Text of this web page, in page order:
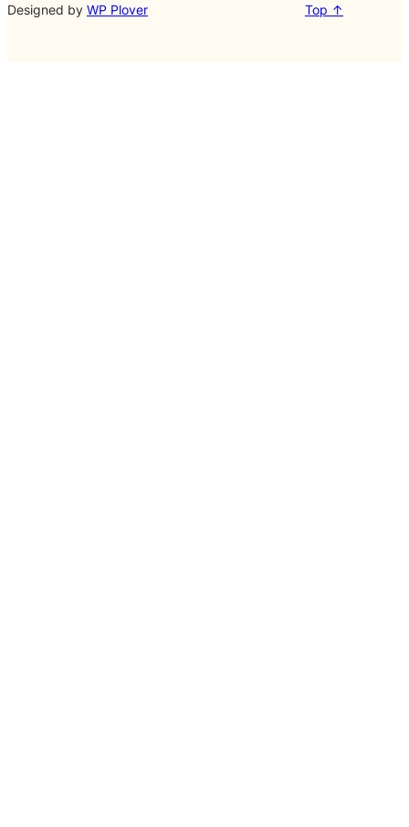
Designed by WP Plover Top ↑